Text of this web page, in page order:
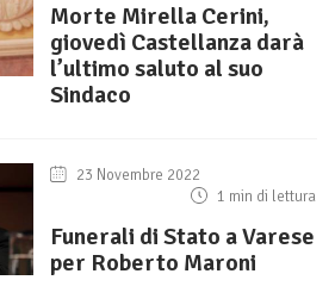
Morte Mirella Cerini,
giovedì Castellanza darà
l’ultimo saluto al suo
Sindaco
23 Novembre 2022
1 min di lettura
Funerali di Stato a Varese
per Roberto Maroni